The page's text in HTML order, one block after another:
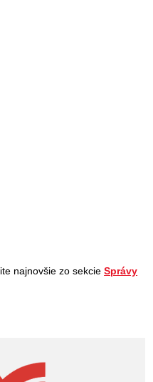
najnovšie zo sekcieSprávy